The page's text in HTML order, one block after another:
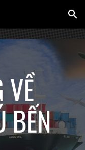
Skip to navigation
VỀ
BẾN